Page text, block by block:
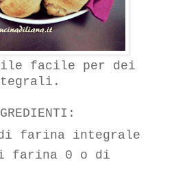
facile per dei
di farina integrale
di farina 0 o di